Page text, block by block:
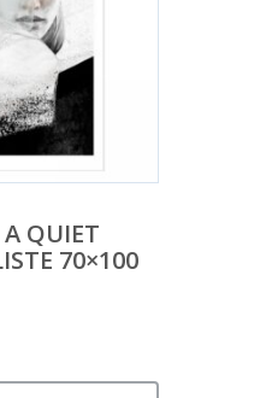
QUIET
70×100